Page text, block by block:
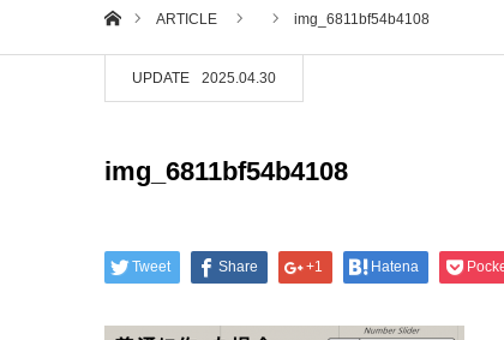
ホームARTICLE img_6811bf54b4108
UPDATE 2025.04.30
img_6811bf54b4108
Tweet Share +1 Hatena